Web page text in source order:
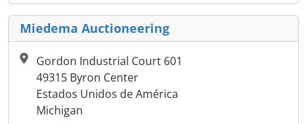
Miedema Auctioneering
Gordon Industrial Court 601
49315 Byron Center
Estados Unidos de América
Michigan